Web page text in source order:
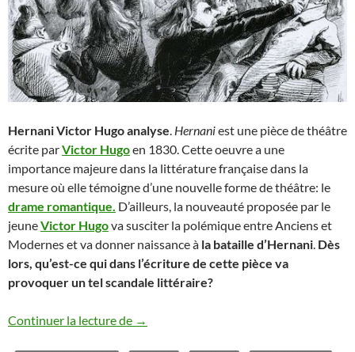
Hernani Victor Hugo analyse. Hernaniest une pièce de théâtre
écrite parVictor Hugoen 1830. Cette oeuvre a une
importance majeure dans la littérature française dans la
mesure où elle témoigne d’une nouvelle forme de théâtre: le
drame romantique. D’ailleurs, la nouveauté proposée par le
jeuneVictor Hugova susciter la polémique entre Anciens et
Modernes et va donner naissance à la bataille d’Hernani. Dès
lors, qu’est-ce qui dans l’écriture de cette pièce va
provoquer un tel scandale littéraire?
Continuer la lecture de HERNANI Victor Hugo analyse
→